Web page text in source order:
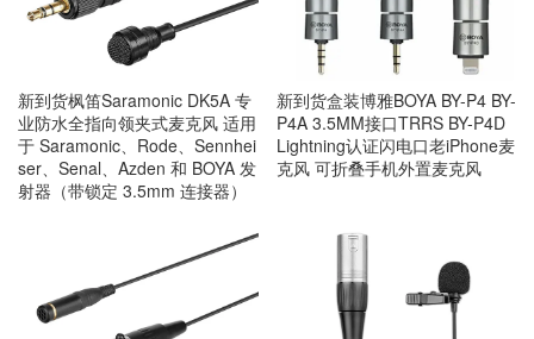
新到货枫笛Saramonic DK5A 专
业防水全指向领夹式麦克风 适用
于 Saramonic、Rode、Sennhei
ser、Senal、Azden 和 BOYA 发
射器（带锁定 3.5mm 连接器）
新到货盒装博雅BOYA BY-P4 BY-
P4A 3.5MM接口TRRS BY-P4D
Lightning认证闪电口老iPhone麦
克风 可折叠手机外置麦克风